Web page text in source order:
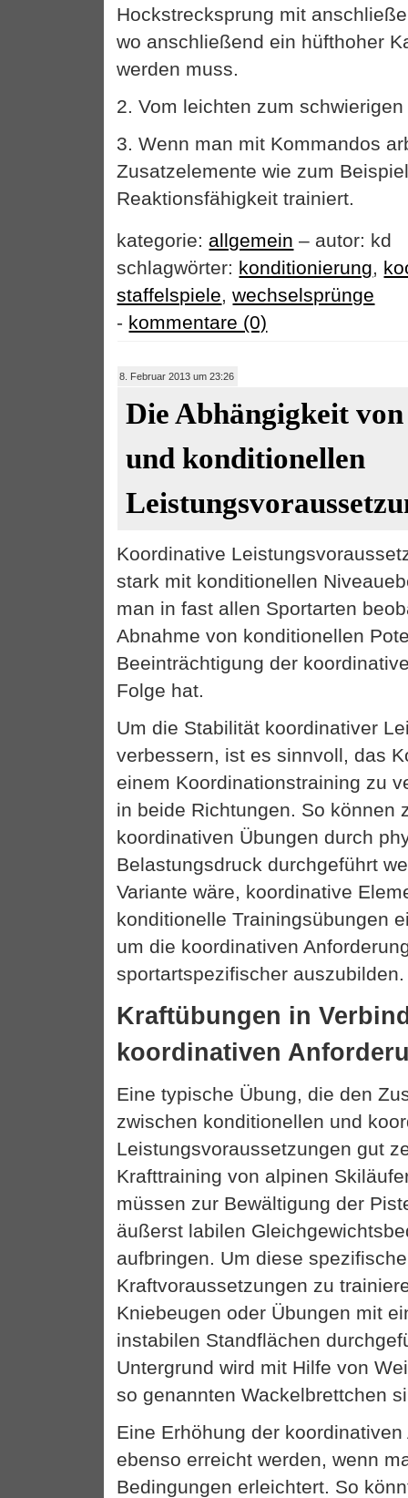
Hockstrecksprung mit
wo anschließend ein hüfthoher
werden muss.
2. Vom leichten zum
3. Wenn man mit Kommandos
Zusatzelemente wie zum
Reaktionsfähigkeit trainiert.
kategorie: allgemein – autor: kd
schlagwörter: konditionierung,
staffelspiele,wechselsprünge
- kommentare (0)
8. Februar 2013 um 23:26
Die Abhängigkeit
und konditionellen
Koordinative
stark mit konditionellen
man in fast allen Sportarten
Abnahme von konditionellen
Beeinträchtigung der
Folge hat.
Um die Stabilität koordinativer
verbessern, ist es sinnvoll, das
einem Koordinationstraining zu
in beide Richtungen. So können
koordinativen Übungen durch
Belastungsdruck durchgeführt
Variante wäre, koordinative
konditionelle Trainingsübungen
um die koordinativen
sportartspezifischer auszubilden.
Kraftübungen in
koordinativen
Eine typische Übung, die den
zwischen konditionellen und
Leistungsvoraussetzungen gut
Krafttraining von alpinen
müssen zur Bewältigung der
äußerst labilen
aufbringen. Um diese spezifische
Kraftvoraussetzungen zu
Kniebeugen oder Übungen mit
instabilen Standflächen
Untergrund wird mit Hilfe von
so genannten Wackelbrettchen
Eine Erhöhung der
ebenso erreicht werden, wenn
Bedingungen erleichtert. So